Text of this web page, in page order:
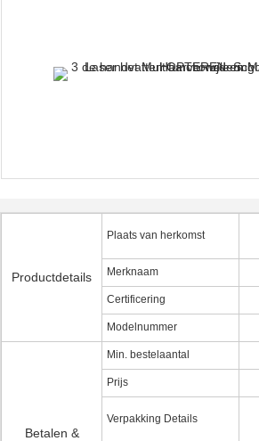
Productdetails
Plaats van herkomst
Merknaam
Certificering
Modelnummer
Betalen &
Min. bestelaantal
Prijs
Verpakking Details